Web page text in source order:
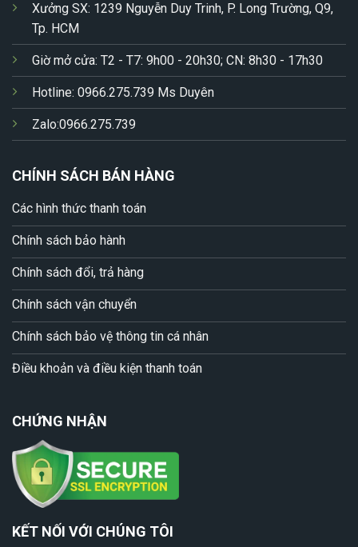
Xưởng SX: 1239 Nguyễn Duy Trinh, P. Long Trường, Q9,
Tp. HCM
Giờ mở cửa: T2 - T7: 9h00 - 20h30; CN: 8h30 - 17h30
Hotline: 0966.275.739 Ms Duyên
Zalo:0966.275.739
CHÍNH SÁCH BÁN HÀNG
Các hình thức thanh toán
Chính sách bảo hành
Chính sách đổi, trả hàng
Chính sách vận chuyển
Chính sách bảo vệ thông tin cá nhân
Điều khoản và điều kiện thanh toán
CHỨNG NHẬN
KẾT NỐI VỚI CHÚNG TÔI